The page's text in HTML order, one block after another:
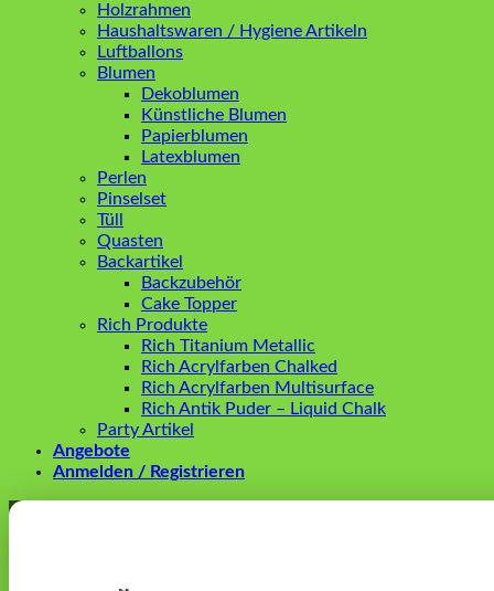
Holzrahmen
Haushaltswaren / Hygiene Artikeln
Luftballons
Blumen
Dekoblumen
Künstliche Blumen
Papierblumen
Latexblumen
Perlen
Pinselset
Tüll
Quasten
Backartikel
Backzubehör
Cake Topper
Rich Produkte
Rich Titanium Metallic
Rich Acrylfarben Chalked
Rich Acrylfarben Multisurface
Rich Antik Puder – Liquid Chalk
Party Artikel
Angebote
Anmelden / Registrieren
Anmelden